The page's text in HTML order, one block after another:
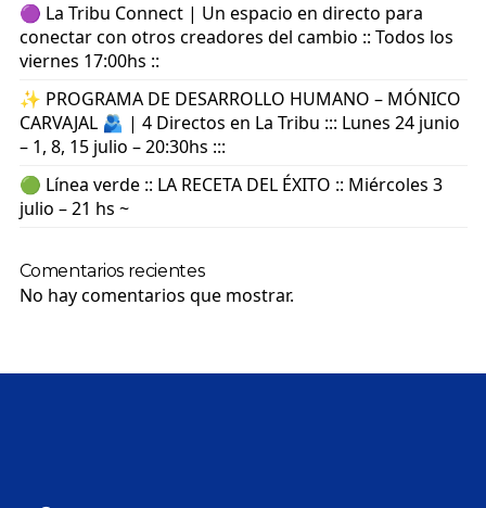
🟣 La Tribu Connect | Un espacio en directo para
conectar con otros creadores del cambio :: Todos los
viernes 17:00hs ::
✨ PROGRAMA DE DESARROLLO HUMANO – MÓNICO
CARVAJAL 🫂 | 4 Directos en La Tribu ::: Lunes 24 junio
– 1, 8, 15 julio – 20:30hs :::
🟢 Línea verde :: LA RECETA DEL ÉXITO :: Miércoles 3
julio – 21 hs ~
Comentarios recientes
No hay comentarios que mostrar.